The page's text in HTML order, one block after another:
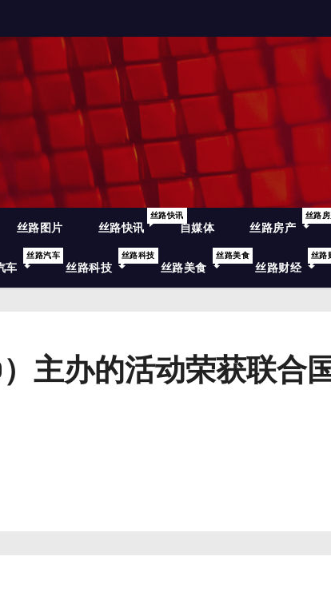
丝路图片 丝路快讯
丝路快讯
自媒体 丝路房产
丝路
车
丝路汽车
丝路科技
丝路科技
丝路美食
丝路美食
丝路财经
丝路
主办的活动荣获联合